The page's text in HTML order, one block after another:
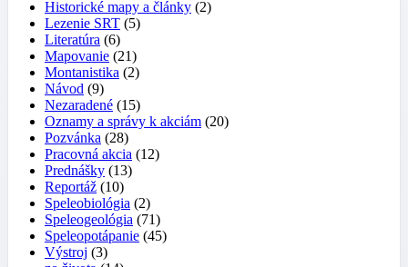
Historické mapy a články (2)
Lezenie SRT (5)
Literatúra (6)
Mapovanie (21)
Montanistika (2)
Návod (9)
Nezaradené (15)
Oznamy a správy k akciám (20)
Pozvánka (28)
Pracovná akcia (12)
Prednášky (13)
Reportáž (10)
Speleobiológia (2)
Speleogeológia (71)
Speleopotápanie (45)
Výstroj (3)